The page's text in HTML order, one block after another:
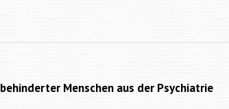
Menschen aus der Psychiatrie